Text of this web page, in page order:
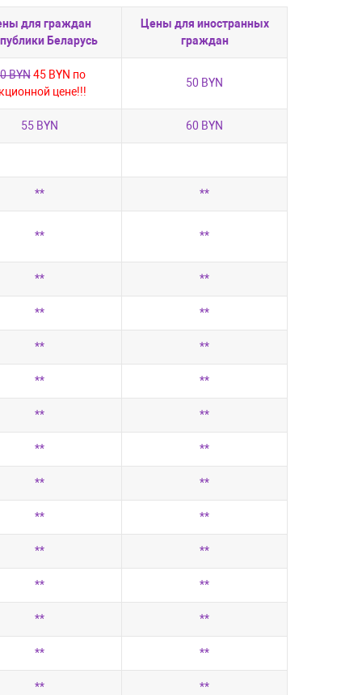
для граждан
Беларусь
Цены для иностранных
граждан
BYN45 BYN по
цене!!!
50 BYN
55 BYN 60 BYN
** **
** **
** **
** **
** **
** **
** **
** **
** **
** **
** **
** **
** **
** **
** **